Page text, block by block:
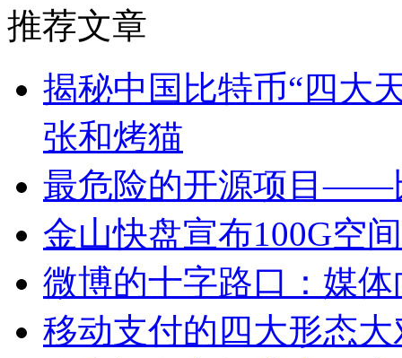
推荐文章
揭秘中国比特币“四大
张和烤猫
最危险的开源项目——
金山快盘宣布100G空
微博的十字路口：媒
移动支付的四大形态大